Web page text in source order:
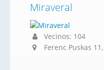
Miraveral
Vecinos: 104
Ferenc Puskas